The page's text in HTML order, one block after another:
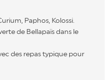
Paphos, Kolossi.
de Bellapaïs dans le
des repas typique pour